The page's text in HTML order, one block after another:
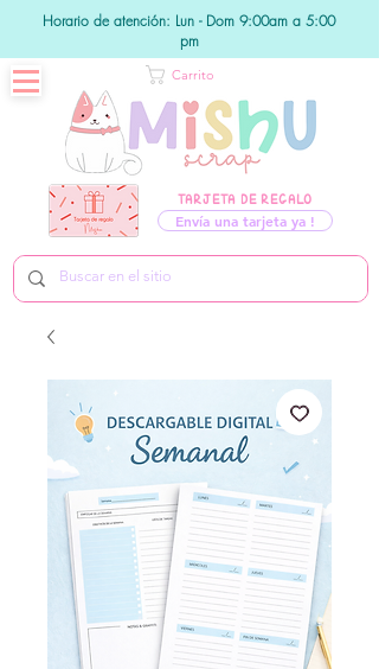
Horario de atención: Lun - Dom 9:00am a 5:00
pm
TARJETA DE REGALO
Envía una tarjeta ya !
Carrito